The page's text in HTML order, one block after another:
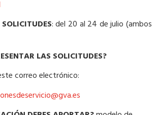
: del 20 al 24 de julio (ambos
LAS SOLICITUDES?
correo electrónico: